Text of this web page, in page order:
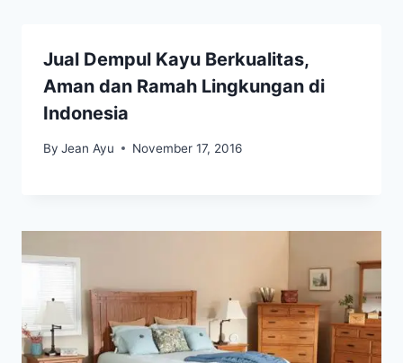
Jual Dempul Kayu Berkualitas,
Aman dan Ramah Lingkungan di
Indonesia
By Jean Ayu November 17, 2016